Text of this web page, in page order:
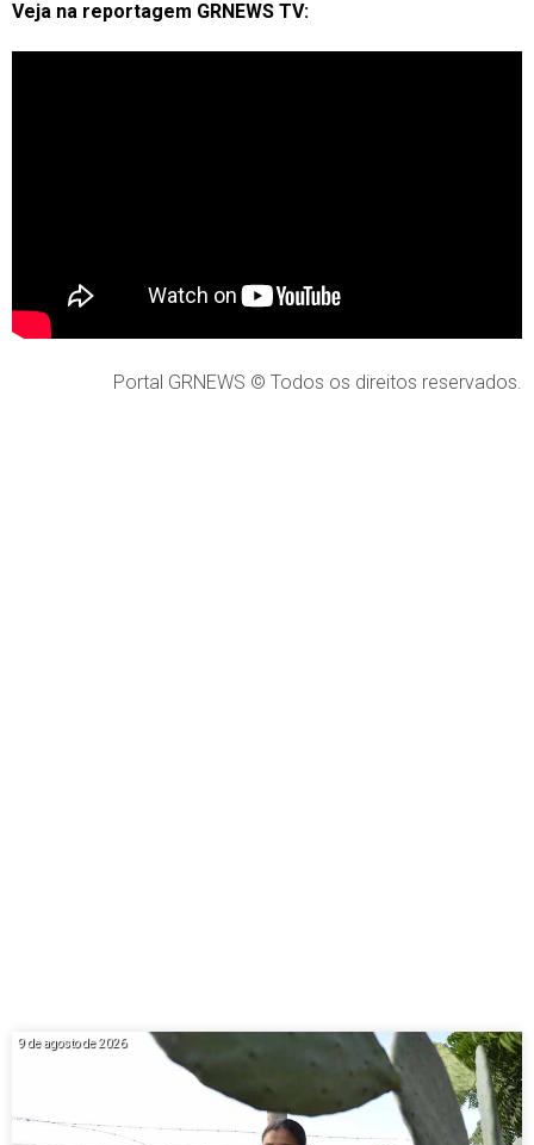
Veja na reportagem GRNEWS TV:
Portal GRNEWS © Todos os direitos reservados.
9 de agosto de 2026